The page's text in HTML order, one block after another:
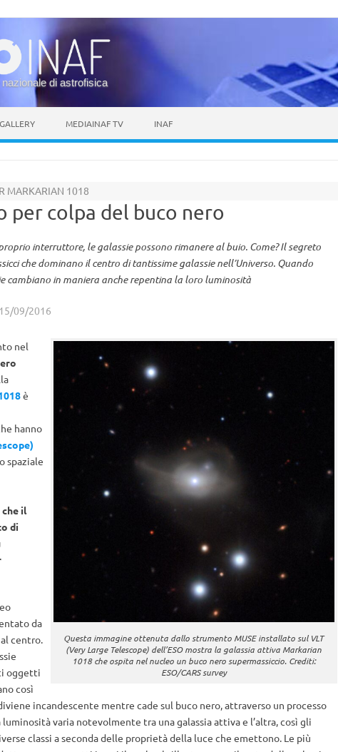
nazionale di astrofisica
GALLERY MEDIAINAF TV INAF
MARKARIAN 1018
per colpa del buco nero
interruttore, le galassie possono rimanere al buio. Come? Il segreto
che dominano il centro di tantissime galassie nell’Universo. Quando
cambiano in maniera anche repentina la loro luminosità
15/09/2016
Questa immagine ottenuta dallo strumento MUSE installato sul VLT
(Very Large Telescope) dell’ESO mostra la galassia attiva Markarian
1018 che ospita nel nucleo un buco nero supermassiccio. Crediti:
ESO/CARS survey
nel
è
hanno
spaziale
che il
di
da
centro.
oggetti
così
incandescente mentre cade sul buco nero, attraverso un processo
varia notevolmente tra una galassia attiva e l’altra, così gli
classi a seconda delle proprietà della luce che emettono. Le più